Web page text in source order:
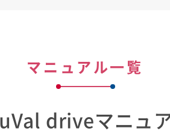
マニュアル一覧
driveマニュ